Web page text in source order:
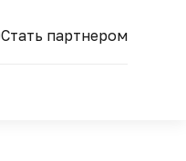
Стать партнером